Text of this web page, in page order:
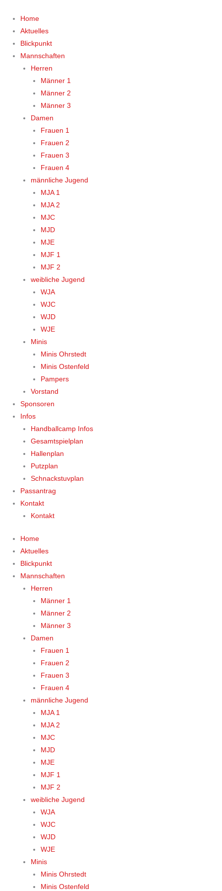
Inhalt
springen
Home
Aktuelles
Blickpunkt
Mannschaften
Herren
Männer 1
Männer 2
Männer 3
Damen
Frauen 1
Frauen 2
Frauen 3
Frauen 4
männliche Jugend
MJA 1
MJA 2
MJC
MJD
MJE
MJF 1
MJF 2
weibliche Jugend
WJA
WJC
WJD
WJE
Minis
Minis Ohrstedt
Minis Ostenfeld
Pampers
Vorstand
Sponsoren
Infos
Handballcamp Infos
Gesamtspielplan
Hallenplan
Putzplan
Schnackstuvplan
Passantrag
Kontakt
Kontakt
Home
Aktuelles
Blickpunkt
Mannschaften
Herren
Männer 1
Männer 2
Männer 3
Damen
Frauen 1
Frauen 2
Frauen 3
Frauen 4
männliche Jugend
MJA 1
MJA 2
MJC
MJD
MJE
MJF 1
MJF 2
weibliche Jugend
WJA
WJC
WJD
WJE
Minis
Minis Ohrstedt
Minis Ostenfeld